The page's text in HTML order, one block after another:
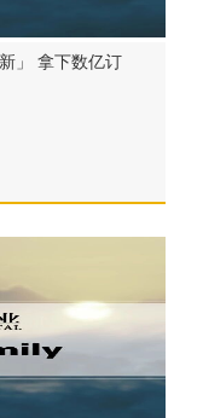
」 拿下数亿订